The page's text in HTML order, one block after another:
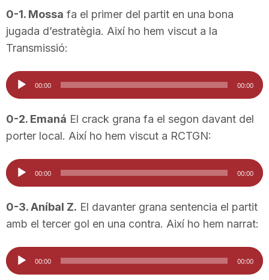
a
0-1. Mossa fa el primer del partit en una bona
jugada d’estratègia. Així ho hem viscut a la
Transmissió:
Reproductor
d'àudio
00:00 00:00
0-2. Emaná El crack grana fa el segon davant del
porter local. Així ho hem viscut a RCTGN:
Reproductor
d'àudio
00:00 00:00
0-3. Aníbal Z. El davanter grana sentencia el partit
amb el tercer gol en una contra. Així ho hem narrat:
Reproductor
d'àudio
00:00 00:00